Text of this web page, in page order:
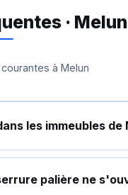
· Melun
à Melun
les immeubles de
palière ne